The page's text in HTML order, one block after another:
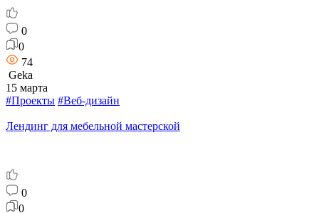
0
0
74
Geka
15 марта
#Проекты #Веб-дизайн
Лендинг для мебельной мастерской
0
0